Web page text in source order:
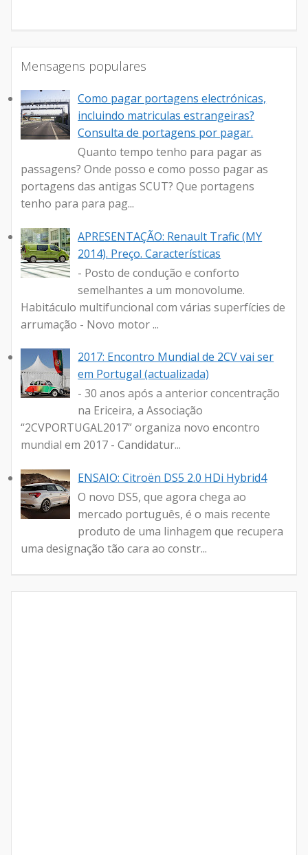
Mensagens populares
Como pagar portagens electrónicas,
incluindo matriculas estrangeiras?
Consulta de portagens por pagar.
Quanto tempo tenho para pagar as
passagens? Onde posso e como posso pagar as
portagens das antigas SCUT? Que portagens
tenho para para pag...
APRESENTAÇÃO: Renault Trafic (MY
2014). Preço. Características
- Posto de condução e conforto
semelhantes a um monovolume.
Habitáculo multifuncional com várias superfícies de
arrumação - Novo motor ...
2017: Encontro Mundial de 2CV vai ser
em Portugal (actualizada)
- 30 anos após a anterior concentração
na Ericeira, a Associação
“2CVPORTUGAL2017” organiza novo encontro
mundial em 2017 - Candidatur...
ENSAIO: Citroën DS5 2.0 HDi Hybrid4
O novo DS5, que agora chega ao
mercado português, é o mais recente
produto de uma linhagem que recupera
uma designação tão cara ao constr...